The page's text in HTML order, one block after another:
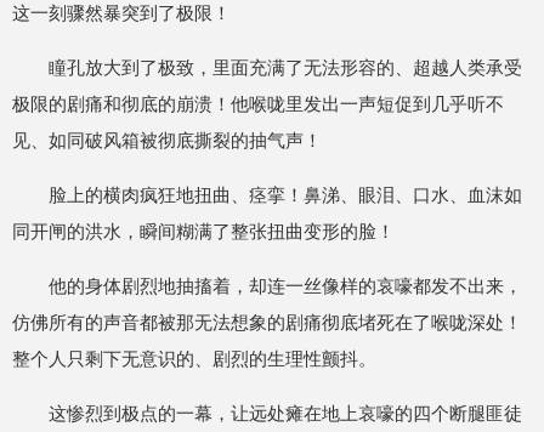
这一刻骤然暴突到了极限！
瞳孔放大到了极致，里面充满了无法形容的、超越人类承受
极限的剧痛和彻底的崩溃！他喉咙里发出一声短促到几乎听不
见、如同破风箱被彻底撕裂的抽气声！
脸上的横肉疯狂地扭曲、痉挛！鼻涕、眼泪、口水、血沫如
同开闸的洪水，瞬间糊满了整张扭曲变形的脸！
他的身体剧烈地抽搐着，却连一丝像样的哀嚎都发不出来，
仿佛所有的声音都被那无法想象的剧痛彻底堵死在了喉咙深处！
整个人只剩下无意识的、剧烈的生理性颤抖。
这惨烈到极点的一幕，让远处瘫在地上哀嚎的四个断腿匪徒